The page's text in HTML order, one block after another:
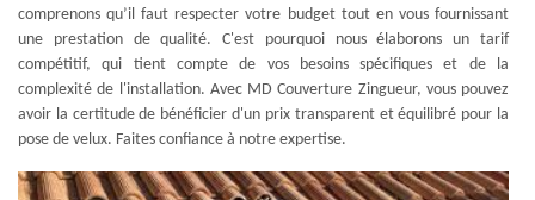
comprenons qu’il faut respecter votre budget tout en vous fournissant
une prestation de qualité. C'est pourquoi nous élaborons un tarif
compétitif, qui tient compte de vos besoins spécifiques et de la
complexité de l'installation. Avec MD Couverture Zingueur, vous pouvez
avoir la certitude de bénéficier d'un prix transparent et équilibré pour la
pose de velux. Faites confiance à notre expertise.